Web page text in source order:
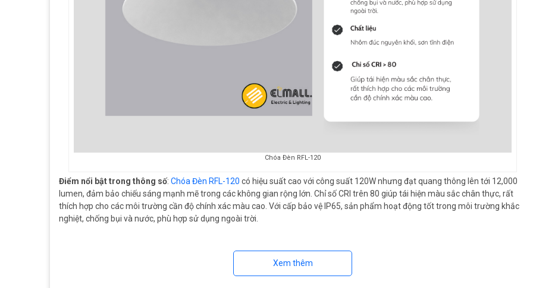
Chóa Đèn RFL-120
Điểm nổi bật trong thông số: Chóa Đèn RFL-120 có hiệu suất cao với công suất 120W nhưng đạt quang thông lên tới 12,000
lumen, đảm bảo chiếu sáng mạnh mẽ trong các không gian rộng lớn. Chỉ số CRI trên 80 giúp tái hiện màu sắc chân thực, rất
thích hợp cho các môi trường cần độ chính xác màu cao. Với cấp bảo vệ IP65, sản phẩm hoạt động tốt trong môi trường khắc
nghiệt, chống bụi và nước, phù hợp sử dụng ngoài trời.
Xem thêm